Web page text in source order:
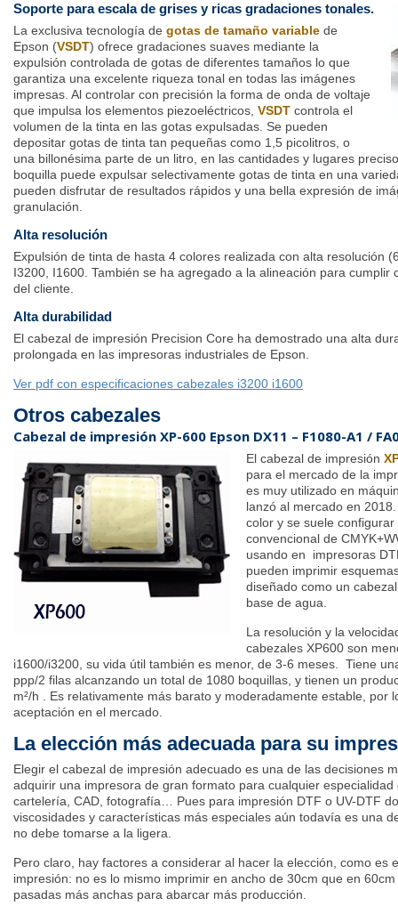
Soporte para escala de grises y ricas gradaciones tonales.
La exclusiva tecnología de gotas de tamaño variable de
Epson (VSDT) ofrece gradaciones suaves mediante la
expulsión controlada de gotas de diferentes tamaños lo que
garantiza una excelente riqueza tonal en todas las imágenes
impresas. Al controlar con precisión la forma de onda de voltaje
que impulsa los elementos piezoeléctricos, VSDT controla el
volumen de la tinta en las gotas expulsadas. Se pueden
depositar gotas de tinta tan pequeñas como 1,5 picolitros, o
una billonésima parte de un litro, en las cantidades y lugares
boquilla puede expulsar selectivamente gotas de tinta en una
pueden disfrutar de resultados rápidos y una bella expresión de
granulación.
Alta resolución
Expulsión de tinta de hasta 4 colores realizada con alta resolución
I3200, I1600. También se ha agregado a la alineación para cumplir
del cliente.
Alta durabilidad
El cabezal de impresión Precision Core ha demostrado una alta
prolongada en las impresoras industriales de Epson.
Ver pdf con especificaciones cabezales i3200 i1600
Otros cabezales
Cabezal de impresión XP-600 Epson DX11 – F1080-A1 /
El cabezal de impresión
para el mercado de la
es muy utilizado en
lanzó al mercado en
color y se suele
convencional de
usando en impresoras
pueden imprimir
diseñado como un
base de agua.
La resolución y la
cabezales XP600 son
i1600/i3200, su vida útil también es menor, de 3-6 meses. Tiene
ppp/2 filas alcanzando un total de 1080 boquillas, y tienen un
m²/h . Es relativamente más barato y moderadamente estable, por
aceptación en el mercado.
La elección más adecuada para su
Elegir el cabezal de impresión adecuado es una de las decisiones
adquirir una impresora de gran formato para cualquier
cartelería, CAD, fotografía… Pues para impresión DTF o UV-DTF
viscosidades y características más especiales aún todavía es una
no debe tomarse a la ligera.
Pero claro, hay factores a considerar al hacer la elección, como es
impresión: no es lo mismo imprimir en ancho de 30cm que en
pasadas más anchas para abarcar más producción.